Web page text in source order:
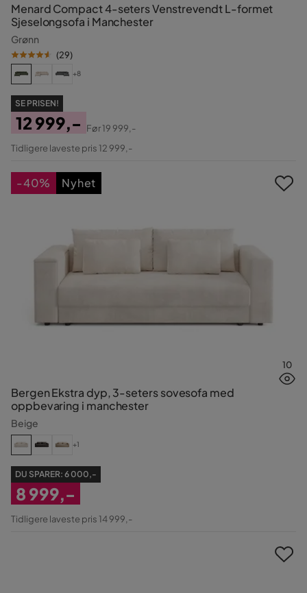
Menard Compact 4-seters Venstrevendt L-formet
Sjeselongsofa i Manchester
Grønn
(29)
+8
SE PRISEN!
Pris
12 999,-
Original
Før19 999,-
Tidligere laveste pris 12 999,-
10
Bergen Ekstra dyp, 3-seters sovesofa med
oppbevaring i manchester
Beige
+1
DU SPARER: 6 000,-
Nedsatt
8 999,-
Tidligere laveste pris 14 999,-
-40% Nyhet